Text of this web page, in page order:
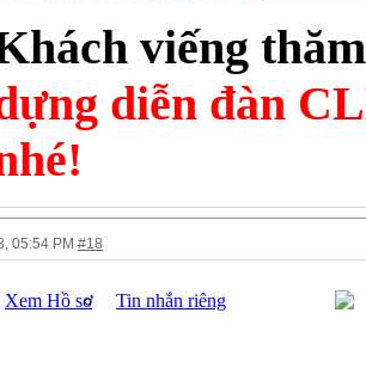
viếng
diễn đàn
05:54 PM #18
Xem Hồ sơ Tin nhắn riêng